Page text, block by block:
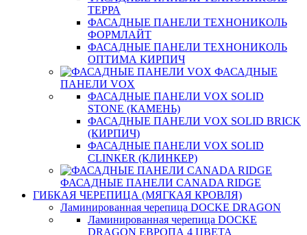
ТЕРРА
ФАСАДНЫЕ ПАНЕЛИ ТЕХНОНИКОЛЬ
ФОРМЛАЙТ
ФАСАДНЫЕ ПАНЕЛИ ТЕХНОНИКОЛЬ
ОПТИМА КИРПИЧ
ФАСАДНЫЕ
ПАНЕЛИ VOX
ФАСАДНЫЕ ПАНЕЛИ VOX SOLID
STONE (КАМЕНЬ)
ФАСАДНЫЕ ПАНЕЛИ VOX SOLID BRICK
(КИРПИЧ)
ФАСАДНЫЕ ПАНЕЛИ VOX SOLID
CLINКER (КЛИНКЕР)
ФАСАДНЫЕ ПАНЕЛИ CANADA RIDGE
ГИБКАЯ ЧЕРЕПИЦА (МЯГКАЯ КРОВЛЯ)
Ламинированная черепица DOCKE DRAGON
Ламинированная черепица DOCKE
DRAGON ЕВРОПА 4 ЦВЕТА